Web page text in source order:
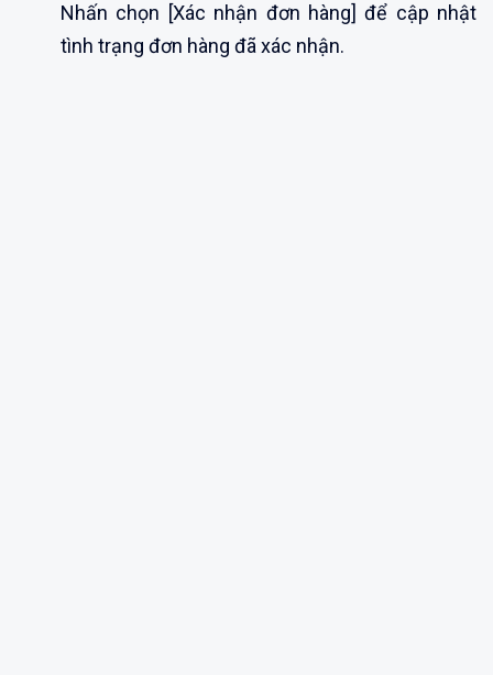
Nhấn chọn [Xác nhận đơn hàng] để cập nhật
tình trạng đơn hàng đã xác nhận.